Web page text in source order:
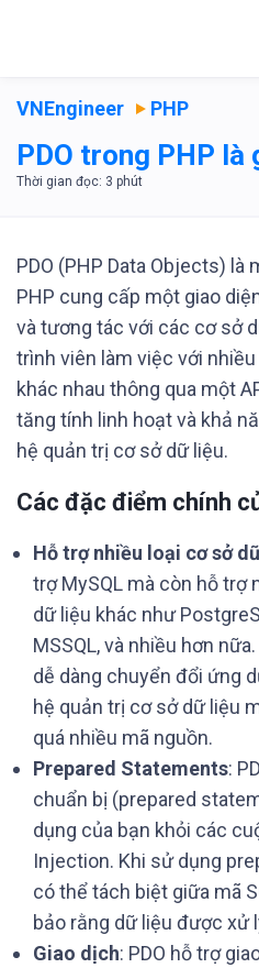
VNEngineer PHP
PDO trong PHP là
PDO (PHP Data Objects)
PHP cung cấp một giao
và tương tác với các cơ sở
trình viên làm việc với
khác nhau thông qua một
tăng tính linh hoạt và khả
hệ quản trị cơ sở dữ liệu.
Các đặc điểm chính
Hỗ trợ nhiều loại cơ sở
trợ MySQL mà còn hỗ trợ
dữ liệu khác như
MSSQL, và nhiều hơn
dễ dàng chuyển đổi ứng
hệ quản trị cơ sở dữ liệu
quá nhiều mã nguồn.
Prepared Statements:
chuẩn bị (prepared
dụng của bạn khỏi các
Injection. Khi sử dụng
có thể tách biệt giữa mã
bảo rằng dữ liệu được xử
Giao dịch: PDO hỗ trợ